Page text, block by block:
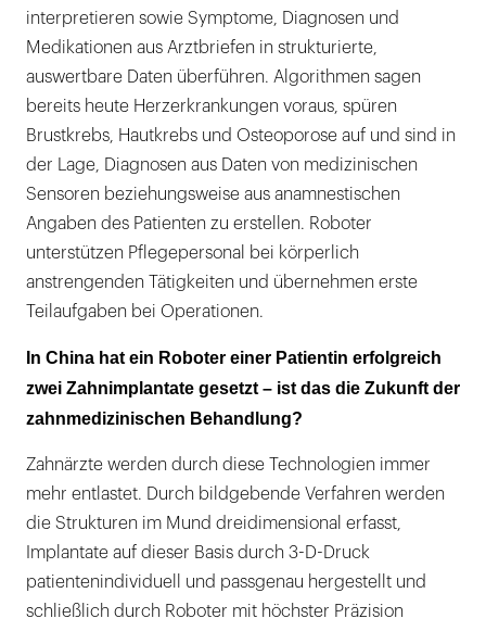
interpretieren sowie Symptome, Diagnosen und
Medikationen aus Arztbriefen in strukturierte,
auswertbare Daten überführen. Algorithmen sagen
bereits heute Herzerkrankungen voraus, spüren
Brustkrebs, Hautkrebs und Osteoporose auf und sind in
der Lage, Diagnosen aus Daten von medizinischen
Sensoren beziehungsweise aus anamnestischen
Angaben des Patienten zu erstellen. Roboter
unterstützen Pflegepersonal bei körperlich
anstrengenden Tätigkeiten und übernehmen erste
Teilaufgaben bei Operationen.
In China hat ein Roboter einer Patientin erfolgreich
zwei Zahnimplantate gesetzt – ist das die Zukunft der
zahnmedizinischen Behandlung?
Zahnärzte werden durch diese Technologien immer
mehr entlastet. Durch bildgebende Verfahren werden
die Strukturen im Mund dreidimensional erfasst,
Implantate auf dieser Basis durch 3-D-Druck
patientenindividuell und passgenau hergestellt und
schließlich durch Roboter mit höchster Präzision